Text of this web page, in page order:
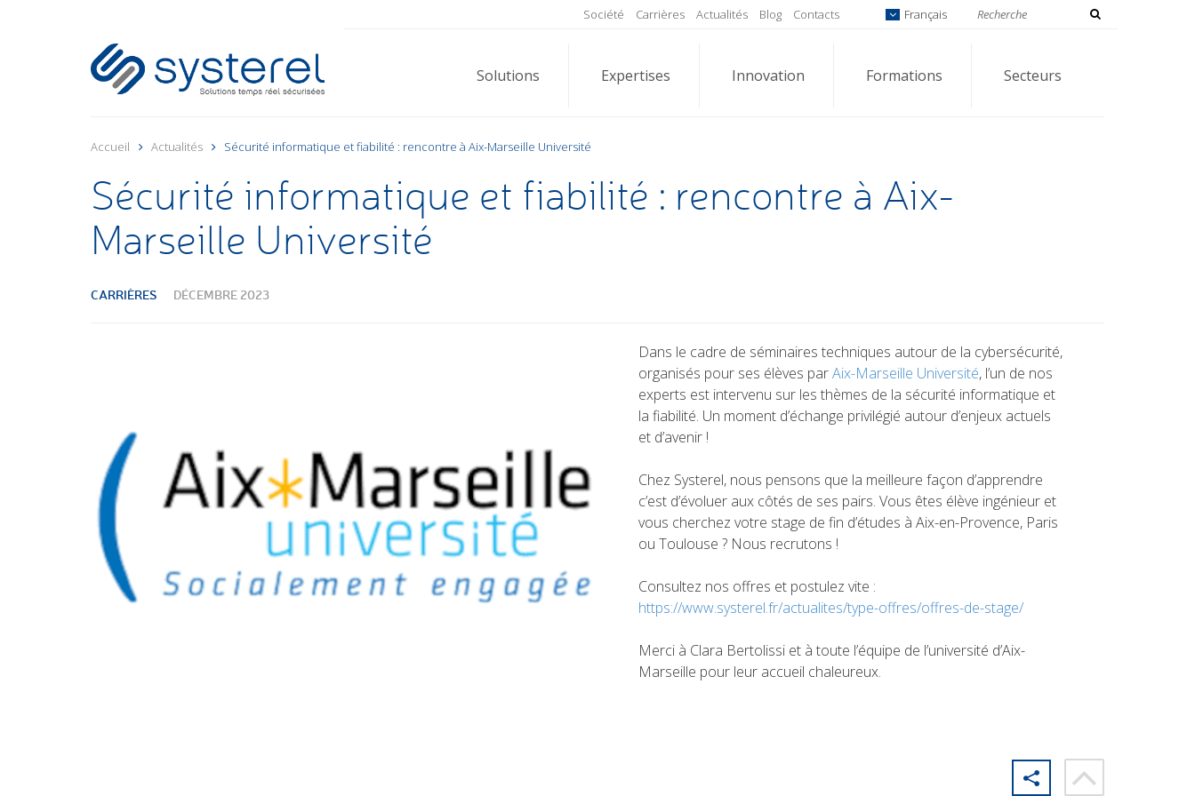
Société Carrières Actualités Blog Contacts Français
Solutions Expertises Innovation Formations Secteurs
Accueil Actualités Sécurité informatique et fiabilité : rencontre à Aix-Marseille Université
Sécurité informatique et fiabilité : rencontre à Aix-
Marseille Université
CARRIÈRES DÉCEMBRE 2023
Dans le cadre de séminaires techniques autour de la cybersécurité,
organisés pour ses élèves parAix-Marseille Université, l’un de nos
experts est intervenu sur les thèmes de la sécurité informatique et
la fiabilité. Un moment d’échange privilégié autour d’enjeux actuels
et d’avenir !
Chez Systerel, nous pensons que la meilleure façon d’apprendre
c’est d’évoluer aux côtés de ses pairs. Vous êtes élève ingénieur et
vous cherchez votre stage de fin d’études à Aix-en-Provence, Paris
ou Toulouse ? Nous recrutons !
Consultez nos offres et postulez vite :
https://www.systerel.fr/actualites/type-offres/offres-de-stage/
Merci à Clara Bertolissi et à toute l’équipe de l’université d’Aix-
Marseille pour leur accueil chaleureux.